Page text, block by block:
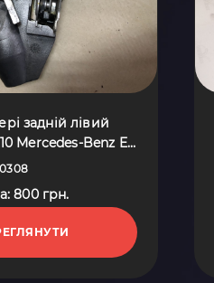
задній лівий
Mercedes-Benz E-
(1995-2003)
800 грн.